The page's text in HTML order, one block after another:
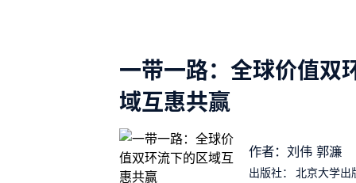
一带一路：全球价值双
域互惠共赢
作者：刘伟 郭濂
出版社：
北京大学出